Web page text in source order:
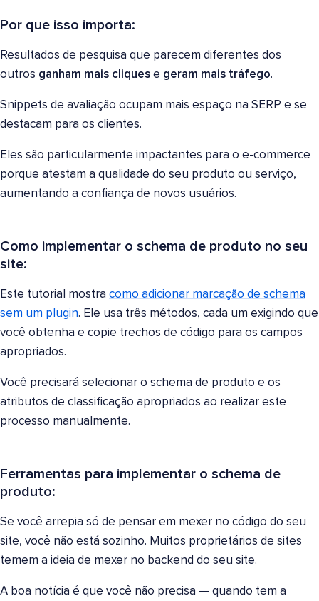
Por que isso importa:
Resultados de pesquisa que parecem diferentes dos
outros ganham mais cliques e geram mais tráfego.
Snippets de avaliação ocupam mais espaço na SERP e se
destacam para os clientes.
Eles são particularmente impactantes para o e-commerce
porque atestam a qualidade do seu produto ou serviço,
aumentando a confiança de novos usuários.
Como implementar o schema de produto no seu
site:
Este tutorial mostra como adicionar marcação de schema
sem um plugin. Ele usa três métodos, cada um exigindo que
você obtenha e copie trechos de código para os campos
apropriados.
Você precisará selecionar o schema de produto e os
atributos de classificação apropriados ao realizar este
processo manualmente.
Ferramentas para implementar o schema de
produto:
Se você arrepia só de pensar em mexer no código do seu
site, você não está sozinho. Muitos proprietários de sites
temem a ideia de mexer no backend do seu site.
A boa notícia é que você não precisa — quando tem a